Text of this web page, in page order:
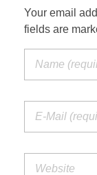
Your email
fields are